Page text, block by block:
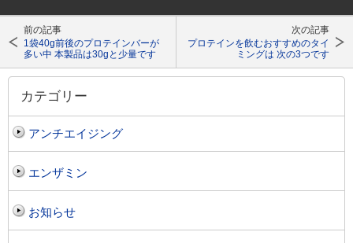
前の記事
1袋40g前後のプロテインバーが
多い中 本製品は30gと少量です
次の記事
プロテインを飲むおすすめのタイ
ミングは 次の3つです
カテゴリー
アンチエイジング
エンザミン
お知らせ